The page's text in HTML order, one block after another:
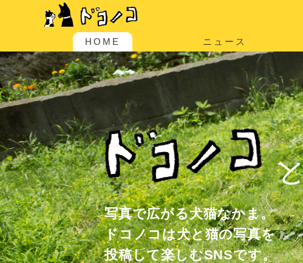
HOME ニュース
写真で広がる犬猫なかま。
ドコノコは犬と猫の写真を
投稿して楽しむSNSです。